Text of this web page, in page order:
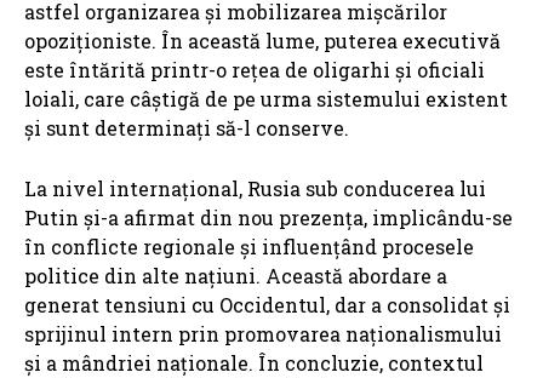
astfel organizarea și mobilizarea mișcărilor
opoziționiste. În această lume, puterea executivă
este întărită printr-o rețea de oligarhi și oficiali
loiali, care câștigă de pe urma sistemului existent
și sunt determinați să-l conserve.
La nivel internațional, Rusia sub conducerea lui
Putin și-a afirmat din nou prezența, implicându-se
în conflicte regionale și influențând procesele
politice din alte națiuni. Această abordare a
generat tensiuni cu Occidentul, dar a consolidat și
sprijinul intern prin promovarea naționalismului
și a mândriei naționale. În concluzie, contextul